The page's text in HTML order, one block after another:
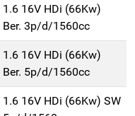
1.6 16V HDi (66Kw)
Ber. 3p/d/1560cc
1.6 16V HDi (66Kw)
Ber. 5p/d/1560cc
1.6 16V HDi (66Kw) SW